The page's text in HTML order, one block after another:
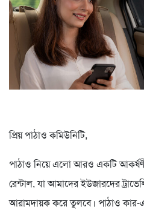
প্রিয় পাঠাও কমিউনিটি,
পাঠাও নিয়ে এলো আরও একটি
রেন্টাল, যা আমাদের ইউজারদের
আরামদায়ক করে তুলবে। পাঠাও কার-